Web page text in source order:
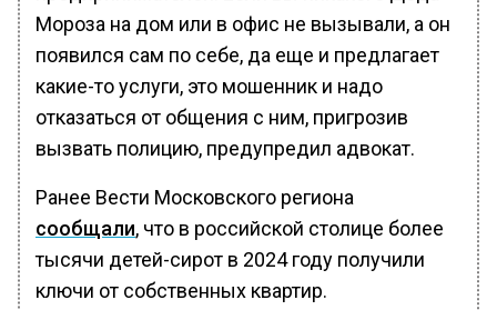
Мороза на дом или в офис не вызывали, а он
появился сам по себе, да еще и предлагает
какие-то услуги, это мошенник и надо
отказаться от общения с ним, пригрозив
вызвать полицию, предупредил адвокат.
Ранее Вести Московского региона
сообщали, что в российской столице более
тысячи детей-сирот в 2024 году получили
ключи от собственных квартир.